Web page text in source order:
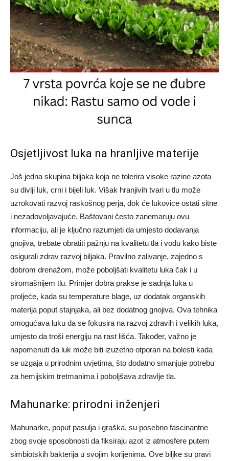
Osjetljivost luka na hranljive materije
Još jedna skupina biljaka koja ne tolerira visoke razine azota
su divlji luk, crni i bijeli luk. Višak hranjivih tvari u tlu može
uzrokovati razvoj raskošnog perja, dok će lukovice ostati sitne
i nezadovoljavajuće. Baštovani često zanemaruju ovu
informaciju, ali je ključno razumjeti da umjesto dodavanja
gnojiva, trebate obratiti pažnju na kvalitetu tla i vodu kako biste
osigurali zdrav razvoj biljaka. Pravilno zalivanje, zajedno s
dobrom drenažom, može poboljšati kvalitetu luka čak i u
siromašnijem tlu. Primjer dobra prakse je sadnja luka u
proljeće, kada su temperature blage, uz dodatak organskih
materija poput stajnjaka, ali bez dodatnog gnojiva. Ova tehnika
omogućava luku da se fokusira na razvoj zdravih i velikih luka,
umjesto da troši energiju na rast lišća. Također, važno je
napomenuti da luk može biti izuzetno otporan na bolesti kada
se uzgaja u prirodnim uvjetima, što dodatno smanjuje potrebu
za hemijskim tretmanima i poboljšava zdravlje tla.
Mahunarke: prirodni inženjeri
Mahunarke, poput pasulja i graška, su posebno fascinantne
zbog svoje sposobnosti da fiksiraju azot iz atmosfere putem
simbiotskih bakterija u svojim korijenima. Ove biljke su pravi